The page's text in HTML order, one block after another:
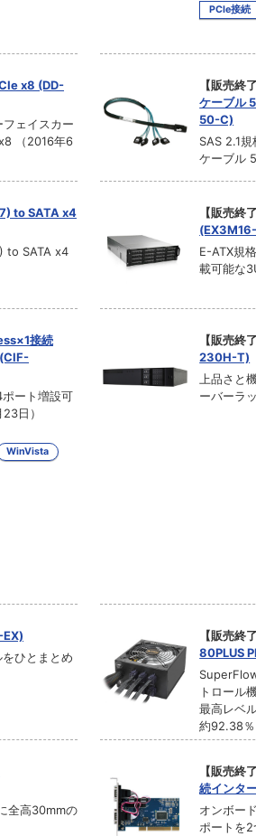
PCIe接続
x8 (DD-
ェイスカー
（2016年6
【販売終
ケーブル
50-C)
SAS 2.1
ケーブル
to SATA x4
to SATA x4
【販売終
E-ATX規
載可能な
接続
ート増設可
日）
WinVista
【販売終
230H-T)
上品さと
ーバーラ
EX)
ひとまとめ
【販売終
80PLUS
トロール
最高レベ
約92.38％
全高30mmの
【販売終
続インタ
オンボー
ポートを2